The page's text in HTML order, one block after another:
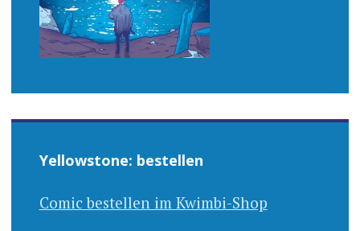
Yellowstone: bestellen
Comic bestellen im Kwimbi-Shop